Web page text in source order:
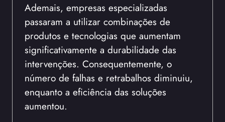
Ademais, empresas especializadas
passaram a utilizar combinações de
produtos e tecnologias que aumentam
significativamente a durabilidade das
intervenções. Consequentemente, o
número de falhas e retrabalhos diminuiu,
enquanto a eficiência das soluções
aumentou.